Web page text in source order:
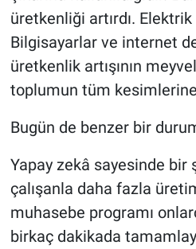
üretkenliği artırdı. Elektrik
Bilgisayarlar ve internet
üretkenlik artışının
toplumun tüm kesimlerine
Bugün de benzer bir
Yapay zekâ sayesinde bir
çalışanla daha fazla
muhasebe programı
birkaç dakikada